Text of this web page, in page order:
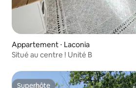
Appartement ⋅ Laconia
Situé au centre ! Unité B
Superhôte